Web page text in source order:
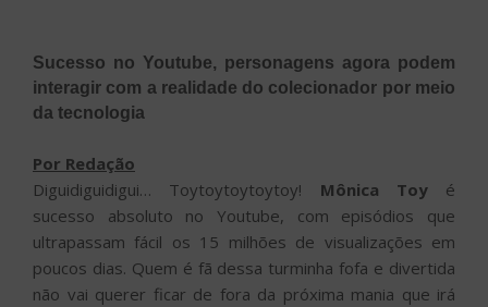
Sucesso no Youtube, personagens agora podem
interagir com a realidade do colecionador por meio
da tecnologia
Por Redação
Diguidiguidigui… Toytoytoytoytoy! Mônica Toyé
sucesso absoluto no Youtube, com episódios que
ultrapassam fácil os 15 milhões de visualizações em
poucos dias. Quem é fã dessa turminha fofa e divertida
não vai querer ficar de fora da próxima mania que irá